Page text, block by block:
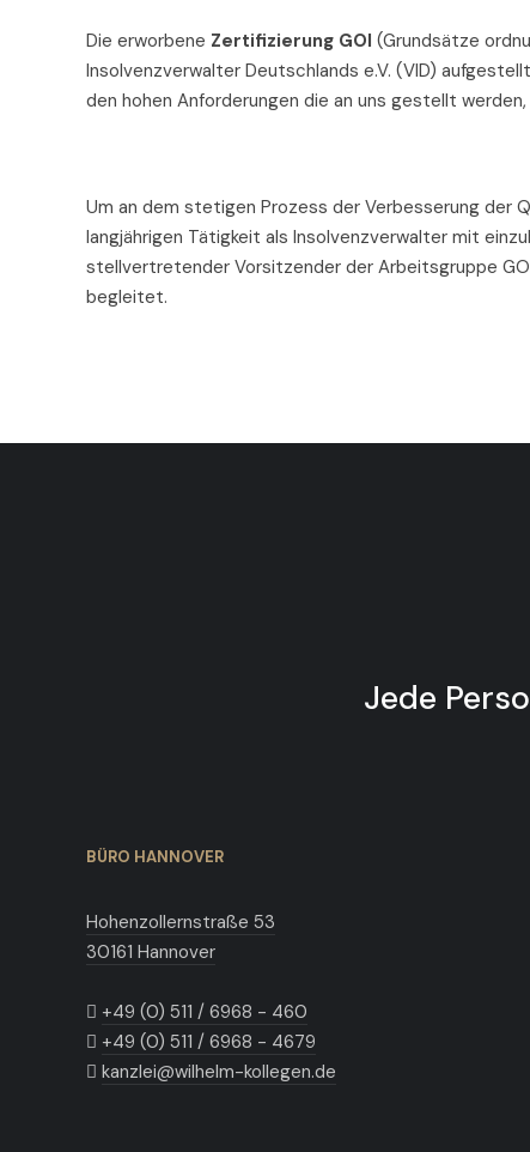
Die erworbene Zertifizierung GOI (Grundsätze
Insolvenzverwalter Deutschlands e.V. (VID)
den hohen Anforderungen die an uns gestellt
Um an dem stetigen Prozess der Verbesserung der
langjährigen Tätigkeit als Insolvenzverwalter mit
stellvertretender Vorsitzender der Arbeitsgruppe
begleitet.
Jede
BÜRO HANNOVER
Hohenzollernstraße 53
30161 Hannover
+49 (0) 511 / 6968 - 460
+49 (0) 511 / 6968 - 4679
kanzlei@wilhelm-kollegen.de